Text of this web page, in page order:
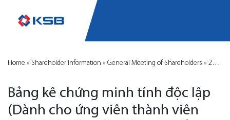
Home » Shareholder Information » General Meeting of Shareholders » 2017
Bảng kê chứng minh tính độc lập
(Dành cho ứng viên thành viên